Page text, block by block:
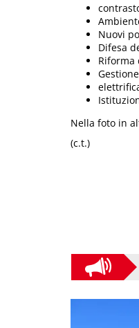
Nuovi
Difesa
Riforma
Nella foto in
(c.t.)